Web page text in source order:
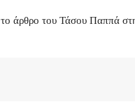
το άρθρο του Τάσου Παππά